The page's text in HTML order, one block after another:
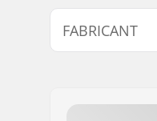
Pièces par
FABRICANT